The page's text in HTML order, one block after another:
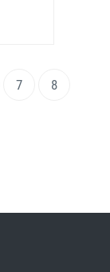
Page
7 Page
8